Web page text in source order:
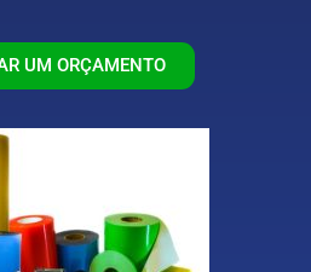
UM ORÇAMENTO